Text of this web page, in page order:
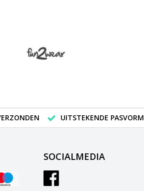
UITSTEKENDE PASVORM
SOCIALMEDIA